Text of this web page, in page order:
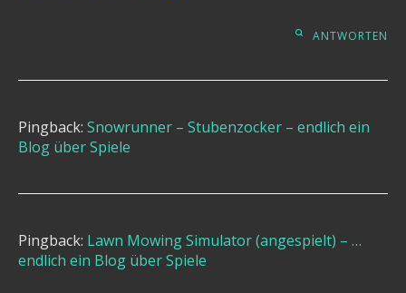
ANTWORTEN
Pingback: Snowrunner – Stubenzocker – endlich ein
Blog über Spiele
Pingback: Lawn Mowing Simulator (angespielt) – …
endlich ein Blog über Spiele